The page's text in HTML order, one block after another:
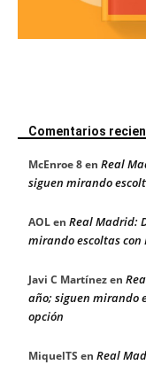
Comentarios
McEnroe 8en Real
siguen mirando
AOLen Real Madrid:
mirando escoltas con
Javi C Martínezen
año; siguen mirando
opción
MiquelTS en Real